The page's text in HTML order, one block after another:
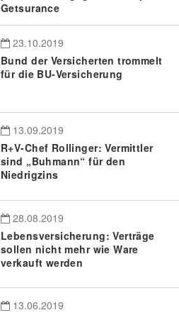
Getsurance
23.10.2019
Bund der Versicherten trommelt
für die BU-Versicherung
13.09.2019
R+V-Chef Rollinger: Vermittler
sind „Buhmann“ für den
Niedrigzins
28.08.2019
Lebensversicherung: Verträge
sollen nicht mehr wie Ware
verkauft werden
13.06.2019